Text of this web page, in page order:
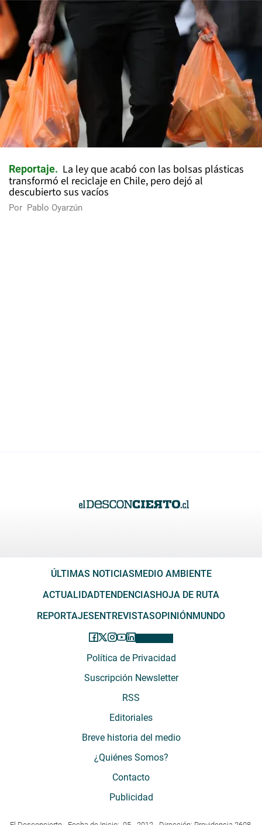
Reportaje
La ley que acabó con las bolsas plásticas
transformó el reciclaje en Chile, pero dejó al
descubierto sus vacíos
Por Pablo Oyarzún
ÚLTIMAS NOTICIASMEDIO AMBIENTE
ACTUALIDADTENDENCIASHOJA DE RUTA
REPORTAJESENTREVISTASOPINIÓNMUNDO
Política de Privacidad
Suscripción Newsletter
RSS
Editoriales
Breve historia del medio
¿Quiénes Somos?
Contacto
Publicidad